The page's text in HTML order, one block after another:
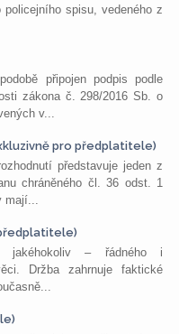
spisu, vedeného z
připojen podpis podle
zákona č. 298/2016 Sb. o
v...
pro předplatitele)
představuje jeden z
chráněného čl. 36 odst. 1
mají...
jakéhokoliv – řádného i
Držba zahrnuje faktické